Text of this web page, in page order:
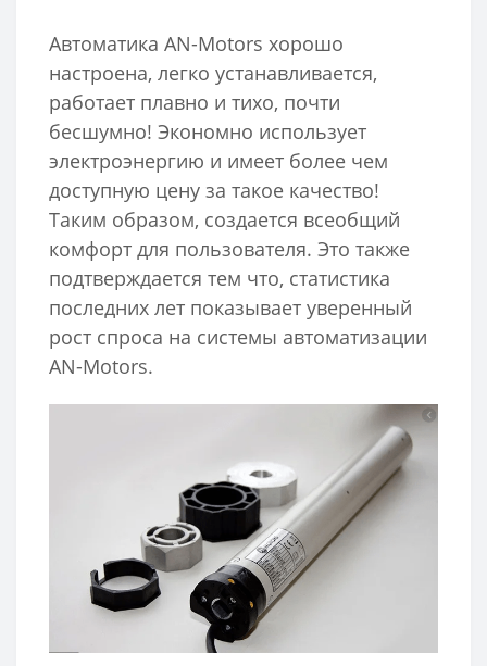
Автоматика AN-Motors хорошо
настроена, легко устанавливается,
работает плавно и тихо, почти
бесшумно! Экономно использует
электроэнергию и имеет более чем
доступную цену за такое качество!
Таким образом, создается всеобщий
комфорт для пользователя. Это также
подтверждается тем что, статистика
последних лет показывает уверенный
рост спроса на системы автоматизации
AN-Motors.